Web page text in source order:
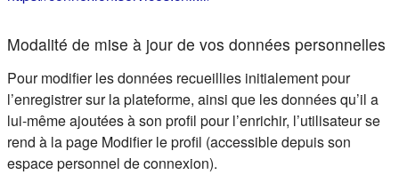
Modalité de mise à jour de vos données personnelles
Pour modifier les données recueillies initialement pour
l’enregistrer sur la plateforme, ainsi que les données qu’il a
lui-même ajoutées à son profil pour l’enrichir, l’utilisateur se
rend à la page Modifier le profil (accessible depuis son
espace personnel de connexion).